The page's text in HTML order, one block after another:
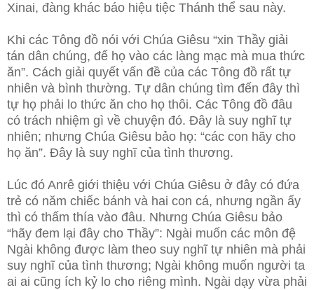
Xinai, đàng khác báo hiệu tiệc Thánh thể sau này.
Khi các Tông đồ nói với Chúa Giêsu “xin Thầy giải
tán dân chúng, để họ vào các làng mạc mà mua thức
ăn”. Cách giải quyết vấn đề của các Tông đồ rất tự
nhiên và bình thường. Tự dân chúng tìm đến đây thì
tự họ phải lo thức ăn cho họ thôi. Các Tông đồ đâu
có trách nhiệm gì về chuyện đó. Đây là suy nghĩ tự
nhiên; nhưng Chúa Giêsu bảo họ: “các con hãy cho
họ ăn”. Đây là suy nghĩ của tình thương.
Lúc đó Anrê giới thiệu với Chúa Giêsu ở đây có đứa
trẻ có năm chiếc bánh và hai con cá, nhưng ngần ấy
thì có thấm thía vào đâu. Nhưng Chúa Giêsu bảo
“hãy đem lại đây cho Thầy”: Ngài muốn các môn đệ
Ngài không được làm theo suy nghĩ tự nhiên mà phải
suy nghĩ của tình thương; Ngài không muốn người ta
ai ai cũng ích kỷ lo cho riêng mình. Ngài dạy vừa phải